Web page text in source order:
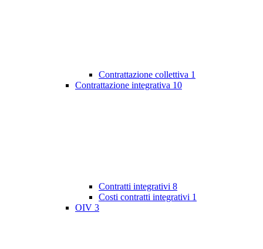
Contrattazione collettiva 1
Contrattazione integrativa 10
Contratti integrativi 8
Costi contratti integrativi 1
OIV 3